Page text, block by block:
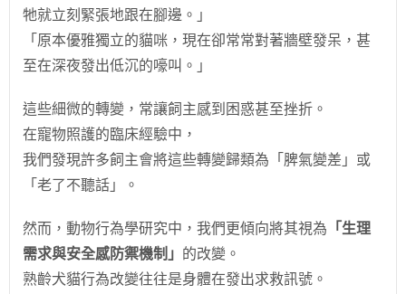
牠就立刻緊張地跟在腳邊。」
「原本優雅獨立的貓咪，現在卻常常對著牆壁發呆，甚
至在深夜發出低沉的嚎叫。」
這些細微的轉變，常讓飼主感到困惑甚至挫折。
在寵物照護的臨床經驗中，
我們發現許多飼主會將這些轉變歸類為「脾氣變差」或
「老了不聽話」。
然而，動物行為學研究中，我們更傾向將其視為 「生理
需求與安全感防禦機制」 的改變。
熟齡犬貓行為改變往往是身體在發出求救訊號。